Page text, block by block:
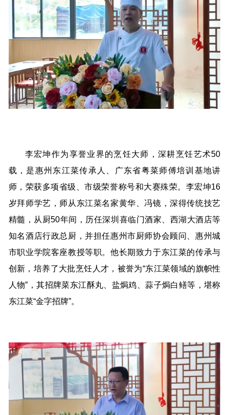
李宏坤作为享誉业界的烹饪大师，深耕烹饪艺术50
载，是惠州东江菜传承人、广东省粤菜师傅培训基地讲
师，荣获多项省级、市级荣誉称号和大赛殊荣。李宏坤16
岁拜师学艺，师从东江菜名家黄华、冯镜，深得传统技艺
精髓，从厨50年间，历任深圳喜临门酒家、西湖大酒店等
知名酒店行政总厨，并担任惠州市厨师协会顾问、惠州城
市职业学院客座教授等职。他长期致力于东江菜的传承与
创新，培养了大批烹饪人才，被誉为“东江菜领域的旗帜性
人物”，其招牌菜东江酥丸、盐焗鸡、蒜子焗白鳝等，堪称
东江菜“金字招牌”。